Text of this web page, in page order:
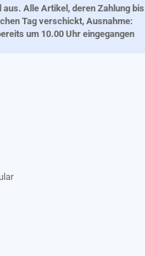
Alle Artikel, deren Zahlung bis
Tag verschickt, Ausnahme:
um 10.00 Uhr eingegangen